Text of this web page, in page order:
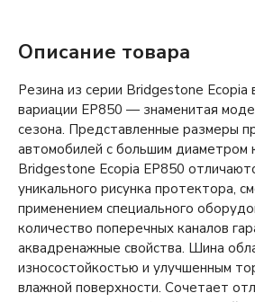
Описание товара
Резина из серии Bridgestone Ecopia
вариации ЕР850 — знаменитая
сезона. Представленные размеры
автомобилей с большим диаметром
Bridgestone Ecopia EP850
уникального рисунка протектора,
применением специального
количество поперечных каналов
аквадренажные свойства. Шина
износостойкостью и улучшенным
влажной поверхности. Сочетает